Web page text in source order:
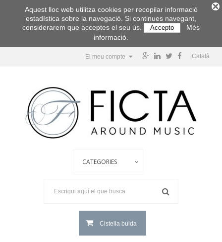
Català
El meu compte
Cistella buida
Aquest lloc web utilitza cookies per recopilar informació
estadística sobre la navegació. Si continues navegant,
considerarem que acceptes el seu ús.
Accepto
Més
informació.